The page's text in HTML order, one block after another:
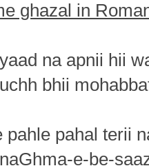
ghazal in
na apnii hii
bhii
pahle pahal terii
e-be-